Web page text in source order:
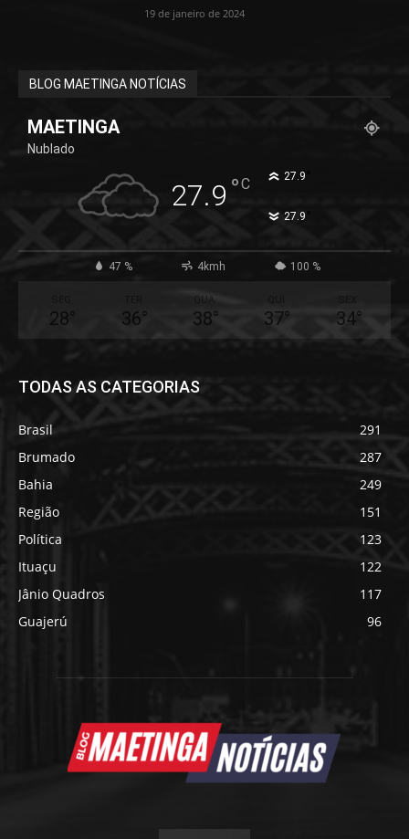
19 de janeiro de 2024
BLOG MAETINGA NOTÍCIAS
MAETINGA
Nublado
27.9 °C 27.9
27.9
47 % 4kmh 100 %
28° 36°
QUA
38° 37° 34°
TODAS AS CATEGORIAS
Brasil
291
Brumado
287
Bahia
249
Região
151
Política
123
Ituaçu
122
Jânio Quadros
117
Guajerú
96